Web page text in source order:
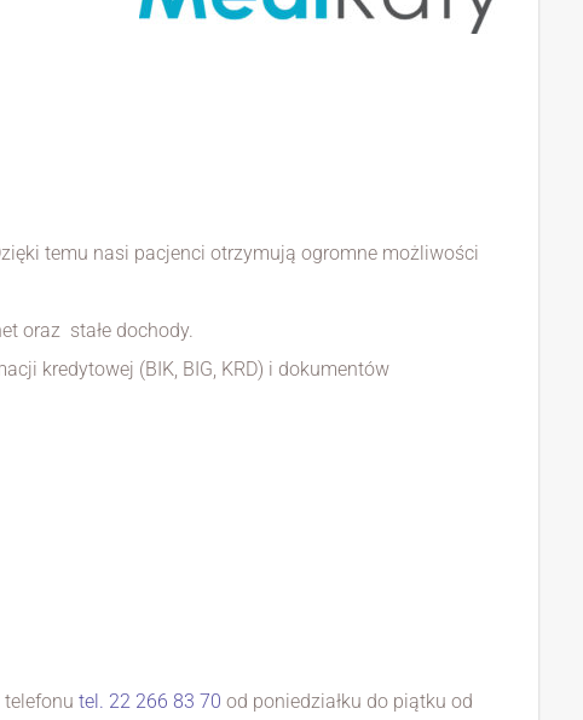
temu nasi pacjenci otrzymują ogromne możliwości
oraz stałe dochody.
kredytowej (BIK, BIG, KRD) i dokumentów
tel. 22 266 83 70 od poniedziałku do piątku od